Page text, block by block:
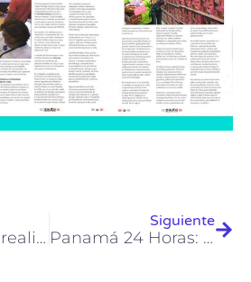
Consejos para realizar compras en Cyber Monday 2016
Siguiente
Panamá 24 Horas: 10 Consejos para realizar de forma segura sus compras en Cyber Monday 2016